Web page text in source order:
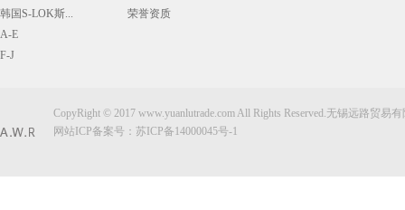
韩国S-LOK斯...
A-E
F-J
荣誉资质
CopyRight © 2017 www.yuanlutrade.com All Rights Reserved.无锡远路贸易
网站ICP备案号： 苏ICP备14000045号-1